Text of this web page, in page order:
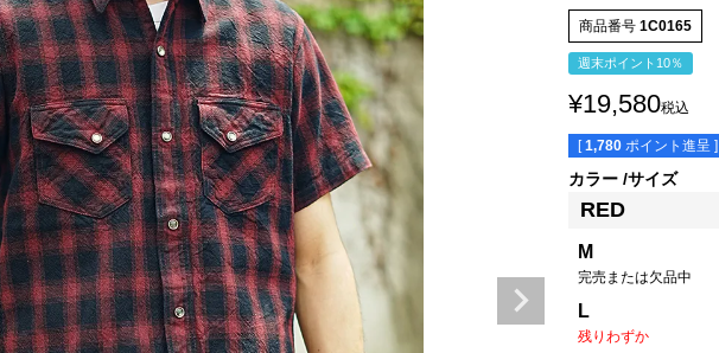
商品番号 1C0165
週末ポイント10％
¥19,580税込
[ 1,780 ポイント進呈 ]
カラー サイズ
RED
M
完売または欠品中
L
残りわずか